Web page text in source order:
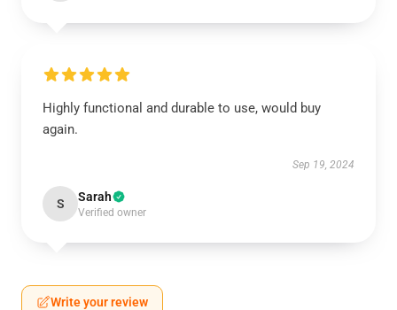
Highly functional and durable to use, would buy
again.
Sep 19, 2024
S Sarah
Verified owner
Write your review